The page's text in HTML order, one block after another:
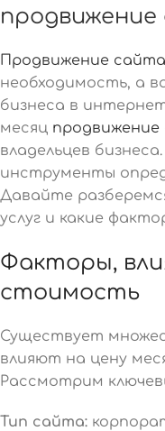
Продвижение сайта
необходимость, а
бизнеса в
месяц
владельцев
инструменты
Давайте
услуг и какие
Факторы,
стоимость
Существует
влияют на цену
Рассмотрим
Тип сайта: